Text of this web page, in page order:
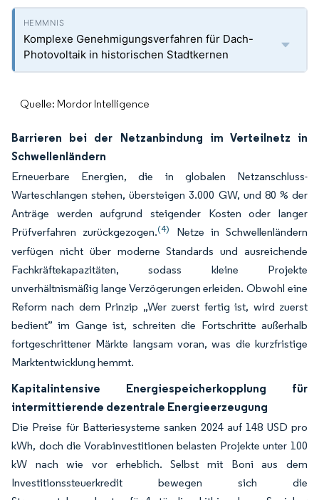
Komplexe Genehmigungsverfahren für Dach-
Photovoltaik in historischen Stadtkernen
Quelle: Mordor Intelligence
Barrieren bei der Netzanbindung im Verteilnetz in
Schwellenländern
Erneuerbare Energien, die in globalen Netzanschluss-
Warteschlangen stehen, übersteigen 3.000 GW, und 80 % der
Anträge werden aufgrund steigender Kosten oder langer
Prüfverfahren zurückgezogen.(4)
Netze in Schwellenländern
verfügen nicht über moderne Standards und ausreichende
Fachkräftekapazitäten, sodass kleine Projekte
unverhältnismäßig lange Verzögerungen erleiden. Obwohl eine
Reform nach dem Prinzip „Wer zuerst fertig ist, wird zuerst
bedient” im Gange ist, schreiten die Fortschritte außerhalb
fortgeschrittener Märkte langsam voran, was die kurzfristige
Marktentwicklung hemmt.
Kapitalintensive Energiespeicherkopplung für
intermittierende dezentrale Energieerzeugung
Die Preise für Batteriesysteme sanken 2024 auf 148 USD pro
kWh, doch die Vorabinvestitionen belasten Projekte unter 100
kW nach wie vor erheblich. Selbst mit Boni aus dem
Investitionssteuerkredit bewegen sich die